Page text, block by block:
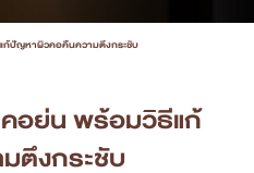
ก้ปัญหาผิวคอคืนความตึงกระชับ
อย่น พร้อมวิธีแก้
ตึงกระชับ